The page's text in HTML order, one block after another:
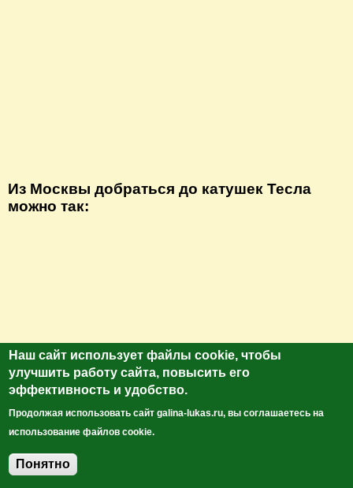
Из Москвы добраться до катушек Тесла
можно так:
Наш сайт использует файлы cookie, чтобы
улучшить работу сайта, повысить его
эффективность и удобство.
Продолжая использовать сайт galina-lukas.ru, вы соглашаетесь на
использование файлов cookie.
Понятно